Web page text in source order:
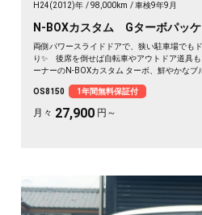
H24(2012)年 98,000km 車検9年9月
N-BOXカスタム Gターボパッケ
両側パワースライドドアで、狭い駐車場でも
り✨ 後席を倒せば自転車やアウトドア道具
ーナーのN-BOXカスタム ターボ、鮮やかな
一台で毎日がぐっと身軽になりますよ。クル
適。安心してお乗りいただける《1年保証付》
OS8150 1年間無料保証付
月々 27,900 円～